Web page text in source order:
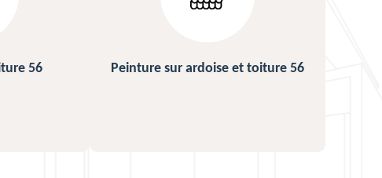
toiture 56 Urgence fuite de toiture 56